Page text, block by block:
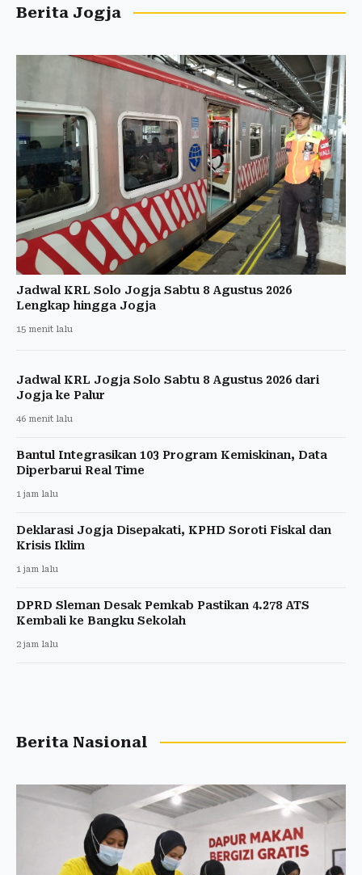
Berita Jogja
Jadwal KRL Solo Jogja Sabtu 8 Agustus 2026
Lengkap hingga Jogja
15 menit lalu
Jadwal KRL Jogja Solo Sabtu 8 Agustus 2026 dari
Jogja ke Palur
46 menit lalu
Bantul Integrasikan 103 Program Kemiskinan, Data
Diperbarui Real Time
1 jam lalu
Deklarasi Jogja Disepakati, KPHD Soroti Fiskal dan
Krisis Iklim
1 jam lalu
DPRD Sleman Desak Pemkab Pastikan 4.278 ATS
Kembali ke Bangku Sekolah
2 jam lalu
Berita Nasional